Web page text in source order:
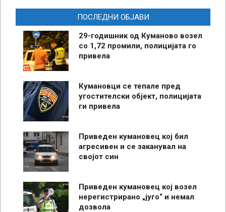
ПОСЛЕДНИ ОБЈАВИ
29-годишник од Куманово возел
со 1,72 промили, полицијата го
привела
Кумановци се тепале пред
угостителски објект, полицијата
ги привела
Приведен кумановец кој бил
агресивен и се заканувал на
својот син
Приведен кумановец кој возел
нерегистрирано „југо“ и немал
дозвола